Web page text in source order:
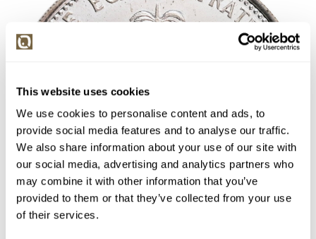
This website uses cookies
We use cookies to personalise content and ads, to
provide social media features and to analyse our traffic.
We also share information about your use of our site with
our social media, advertising and analytics partners who
may combine it with other information that you’ve
provided to them or that they’ve collected from your use
of their services.